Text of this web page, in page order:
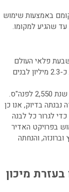
באמצעות שימוש
שהגיע למקומו.
פלאי העולם
העתיק, הפירמידה הגדולה של גיזה שבמצרים כוללת כ-2.3 מיליון לבנים
נבנתה בדיוק, אנו כן
לגרור כל לבנה
בפרויקט האדיר
והנחתה
מיכון